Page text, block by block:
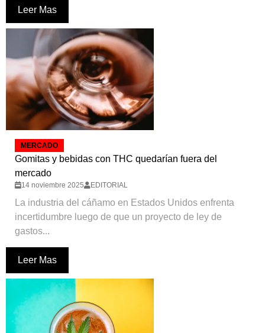
Leer Mas
MERCADO
Gomitas y bebidas con THC quedarían fuera del
mercado
14 noviembre 2025 EDITORIAL
La industria del cáñamo en Estados Unidos enfrenta
incertidumbre luego de que un proyecto de ley de
gastos...
Leer Mas